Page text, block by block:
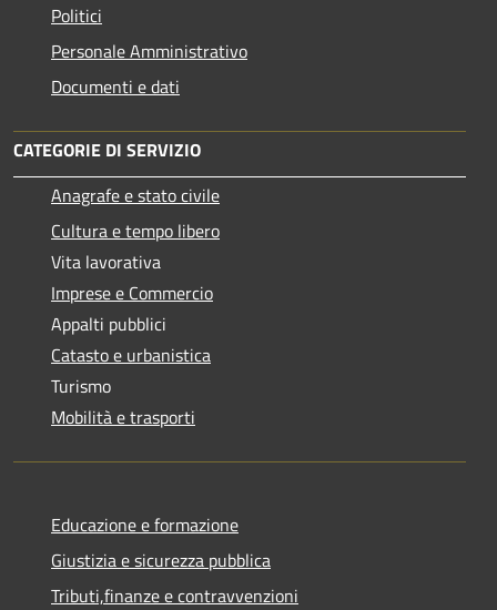
Politici
Personale Amministrativo
Documenti e dati
CATEGORIE DI SERVIZIO
Anagrafe e stato civile
Cultura e tempo libero
Vita lavorativa
Imprese e Commercio
Appalti pubblici
Catasto e urbanistica
Turismo
Mobilità e trasporti
Educazione e formazione
Giustizia e sicurezza pubblica
Tributi,finanze e contravvenzioni